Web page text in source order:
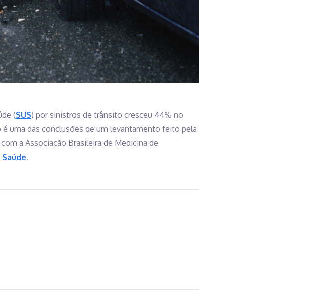
(SUS) por sinistros de trânsito cresceu 44% no
é uma das conclusões de um levantamento feito pela
a Associação Brasileira de Medicina de
.